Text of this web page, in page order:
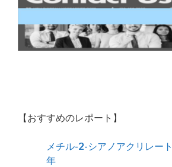
【おすすめのレポート】
メチル-2-シアノアクリレー
年